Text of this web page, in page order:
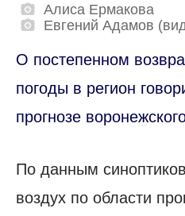
Алиса Ермакова
Евгений Адамов
О постепенном
погоды в регион
прогнозе
По данным
воздух по области